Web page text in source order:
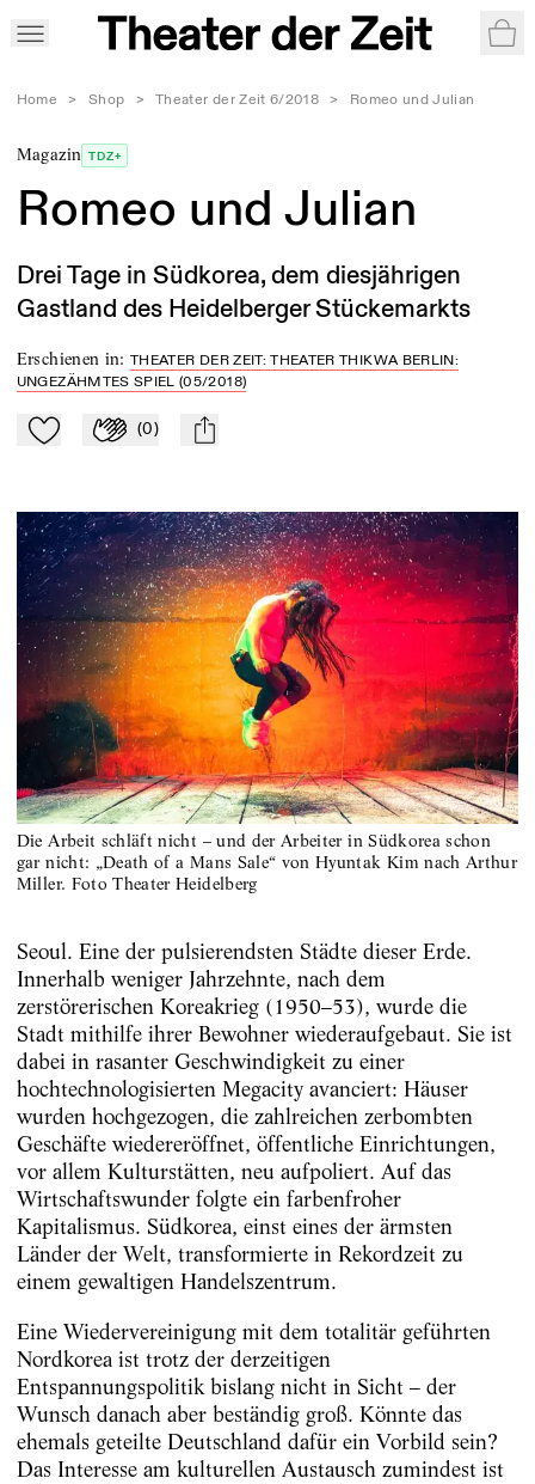
Home > Shop > Theater der Zeit 6/2018 > Romeo und Julian
Magazin TDZ+
Romeo und Julian
Drei Tage in Südkorea, dem diesjährigen
Gastland des Heidelberger Stückemarkts
Erschienen in:THEATER DER ZEIT: THEATER THIKWA BERLIN:
UNGEZÄHMTES SPIEL (05/2018)
Zu Mein-TdZ hinzufügen
Applaudieren
(0) mail
Die Arbeit schläft nicht – und der Arbeiter in Südkorea schon
gar nicht: „Death of a Mans Sale“ von Hyuntak Kim nach Arthur
Miller. Foto Theater Heidelberg
Seoul. Eine der pulsierendsten Städte dieser Erde.
Innerhalb weniger Jahrzehnte, nach dem
zerstörerischen Koreakrieg (1950–53), wurde die
Stadt mithilfe ihrer Bewohner wiederaufgebaut. Sie ist
dabei in rasanter Geschwindigkeit zu einer
hochtechnologisierten Megacity avanciert: Häuser
wurden hochgezogen, die zahlreichen zerbombten
Geschäfte wiedereröffnet, öffentliche Einrichtungen,
vor allem Kulturstätten, neu aufpoliert. Auf das
Wirtschaftswunder folgte ein farbenfroher
Kapitalismus. Südkorea, einst eines der ärmsten
Länder der Welt, transformierte in Rekordzeit zu
einem gewaltigen Handelszentrum.
Eine Wiedervereinigung mit dem totalitär geführten
Nordkorea ist trotz der derzeitigen
Entspannungspolitik bislang nicht in Sicht – der
Wunsch danach aber beständig groß. Könnte das
ehemals geteilte Deutschland dafür ein Vorbild sein?
Das Interesse am kulturellen Austausch zumindest ist